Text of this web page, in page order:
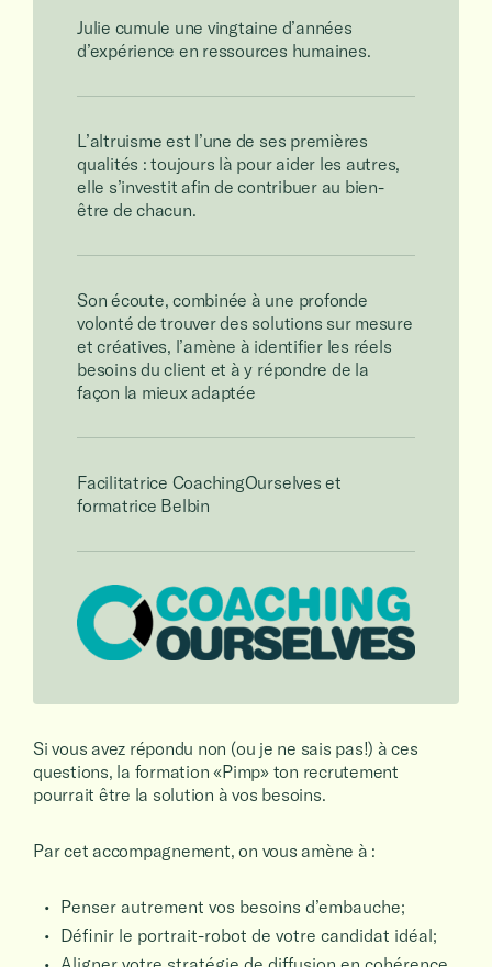
Julie cumule une vingtaine d’années
d’expérience en ressources humaines.
L’altruisme est l’une de ses premières
qualités : toujours là pour aider les autres,
elle s’investit afin de contribuer au bien-
être de chacun.
Son écoute, combinée à une profonde
volonté de trouver des solutions sur mesure
et créatives, l’amène à identifier les réels
besoins du client et à y répondre de la
façon la mieux adaptée
Facilitatrice CoachingOurselves et
formatrice Belbin
Si vous avez répondu non (ou je ne sais pas!) à ces
questions, la formation «Pimp» ton recrutement
pourrait être la solution à vos besoins.
Par cet accompagnement, on vous amène à :
Penser autrement vos besoins d’embauche;
Définir le portrait-robot de votre candidat idéal;